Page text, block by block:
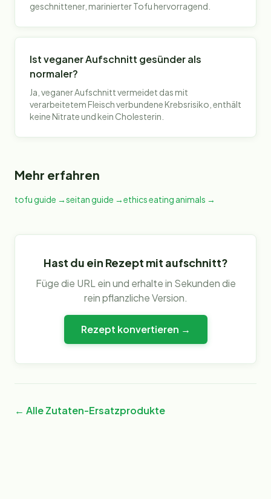
geschnittener, marinierter Tofu hervorragend.
Ist veganer Aufschnitt gesünder als
normaler?
Ja, veganer Aufschnitt vermeidet das mit
verarbeitetem Fleisch verbundene Krebsrisiko, enthält
keine Nitrate und kein Cholesterin.
Mehr erfahren
tofu guide →seitan guide →ethics eating animals →
Hast du ein Rezept mit aufschnitt?
Füge die URL ein und erhalte in Sekunden die
rein pflanzliche Version.
Rezept konvertieren →
← Alle Zutaten-Ersatzprodukte